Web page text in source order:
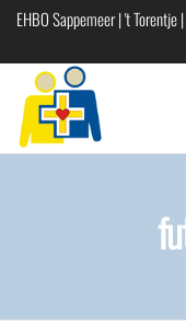
de
inhoud
EHBO Sappemeer | 't
Sappemeer